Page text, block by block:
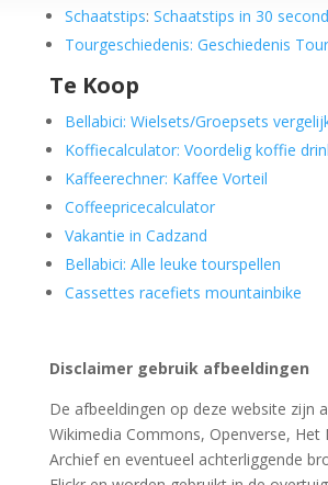
Schaatstips: Schaatstips in 30
Tourgeschiedenis: Geschiedenis
Te Koop
Bellabici: Wielsets/Groepsets
Koffiecalculator: Voordelig koffie
Kaffeerechner: Kaffee Vorteil
Coffeepricecalculator
Vakantie in Cadzand
Bellabici: Alle leuke tourspellen
Cassettes racefiets mountainbike
Disclaimer gebruik afbeeldingen
De afbeeldingen op deze website zijn
Wikimedia Commons, Openverse, Het
Archief en eventueel achterliggende